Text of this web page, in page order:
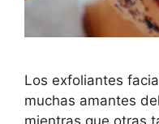
Los exfoliantes
muchas amantes